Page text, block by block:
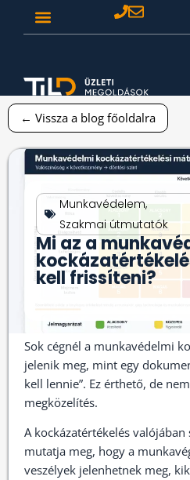
← Vissza a blog főoldalra
Munkavédelem,
Szakmai útmutatók
Mi az a
kell frissíteni?
Sok cégnél a munkavédelmi
jelenik meg, mint egy
kell lennie”. Ez érthető, de
megközelítés.
A kockázatértékelés valójában
mutatja meg, hogy a
veszélyek jelenhetnek meg,